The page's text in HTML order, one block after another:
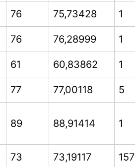
76 75,73428 1
76 76,28999 1
61 60,83862 1
77 77,00118 5
89 88,91414 1
73 73,19117 157